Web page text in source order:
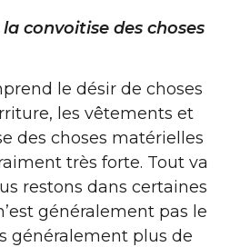
la convoitise des choses
le désir de choses
les vêtements et
des choses matérielles
très forte. Tout va
restons dans certaines
généralement pas le
généralement plus de